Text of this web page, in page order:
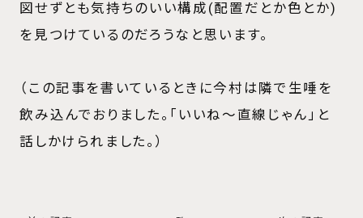
図せずとも気持ちのいい構成(配置だとか色とか)
を見つけているのだろうなと思います。
（この記事を書いているときに今村は隣で生唾を
飲み込んでおりました。「いいね～直線じゃん」と
話しかけられました。）